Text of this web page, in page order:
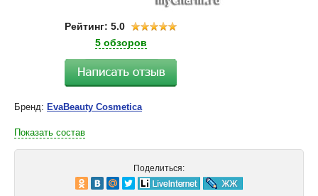
Рейтинг: 5.0
5 обзоров
Бренд: EvaBeauty Cosmetica
Показать состав
Поделиться: